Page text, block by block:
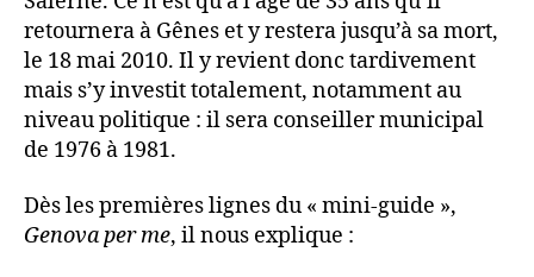
retournera à Gênes et y restera jusqu’à sa mort,
le 18 mai 2010. Il y revient donc tardivement
mais s’y investit totalement, notamment au
niveau politique : il sera conseiller municipal
de 1976 à 1981.
Dès les premières lignes du « mini-guide »,
Genova per me, il nous explique :